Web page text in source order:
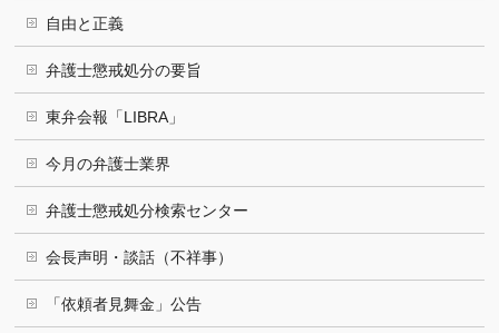
自由と正義
弁護士懲戒処分の要旨
東弁会報「LIBRA」
今月の弁護士業界
弁護士懲戒処分検索センター
会長声明・談話（不祥事）
「依頼者見舞金」公告